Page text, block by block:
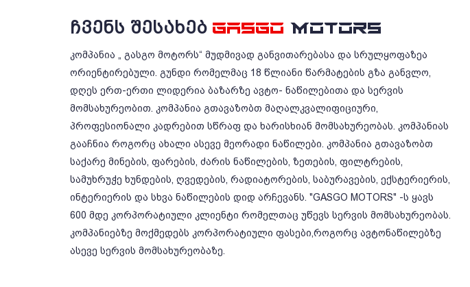
ᲩᲕᲔᲜᲡ ᲨᲔᲡᲐᲮᲔᲑ GASGO MOTORS
კომპანია „ გასგო მოტორს“ მუდმივად განვითარებასა და სრულყოფაზეა
ორიენტირებული. გუნდი რომელმაც 18 წლიანი წარმატების გზა განვლო,
დღეს ერთ-ერთი ლიდერია ბაზარზე ავტო- ნაწილებითა და სერვის
მომსახურეობით. კომპანია გთავაზობთ მაღალკვალიფიციური,
პროფესიონალი კადრებით სწრაფ და ხარისხიან მომსახურეობას. კომპანიას
გააჩნია როგორც ახალი ასევე მეორადი ნაწილები. კომპანია გთავაზობთ
საქარე მინების, ფარების, ძარის ნაწილების, ზეთების, ფილტრების,
სამუხრუჭე ხუნდების, ღვედების, რადიატორების, საბურავების, ექსტერიერის,
ინტერიერის და სხვა ნაწილების დიდ არჩევანს. "GASGO MOTORS" -ს ყავს
600 მდე კორპორატიული კლიენტი რომელთაც უწევს სერვის მომსახურეობას.
კომპანიებზე მოქმედებს კორპორატიული ფასები,როგორც ავტონაწილებზე
ასევე სერვის მომსახურეობაზე.